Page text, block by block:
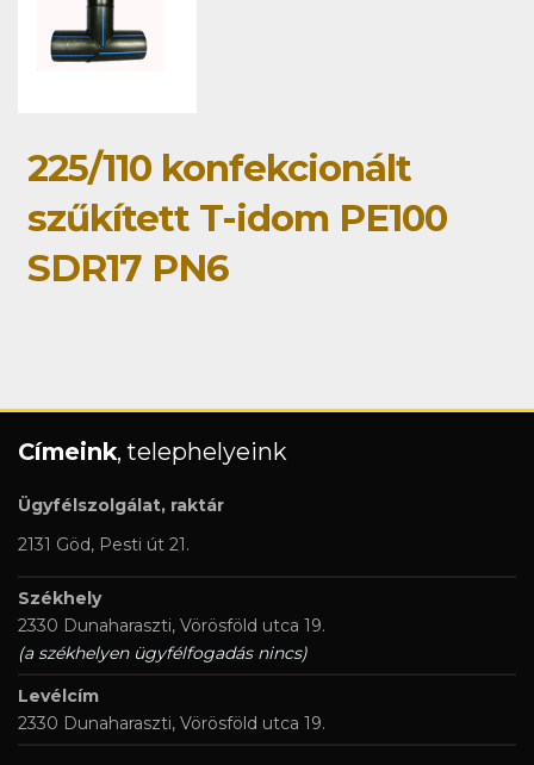
225/110 konfekcionált
szűkített T-idom PE100
SDR17 PN6
Címeink, telephelyeink
Ügyfélszolgálat, raktár
2131 Göd, Pesti út 21.
Székhely
2330 Dunaharaszti, Vörösföld utca 19.
(a székhelyen ügyfélfogadás nincs)
Levélcím
2330 Dunaharaszti, Vörösföld utca 19.